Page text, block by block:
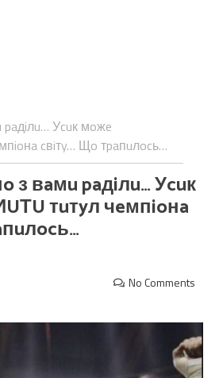
paдiлu… Уcuк мoжe
cвiтy… Щo тpaпuлocь…
з вaмu paдiлu… Уcuк
тuтyл чeмпioнa
No Comments